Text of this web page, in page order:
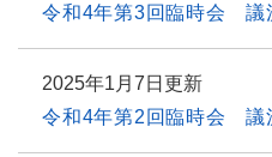
令和4年第3回臨時会 議
2025年1月7日更新
令和4年第2回臨時会 議